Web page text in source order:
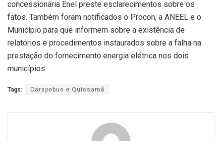
concessionária Enel preste esclarecimentos sobre os
fatos. Também foram notificados o Procon, a ANEEL e o
Município para que informem sobre a existência de
relatórios e procedimentos instaurados sobre a falha na
prestação do fornecimento energia elétrica nos dois
municípios.
Tags: Carapebus e Quissamã